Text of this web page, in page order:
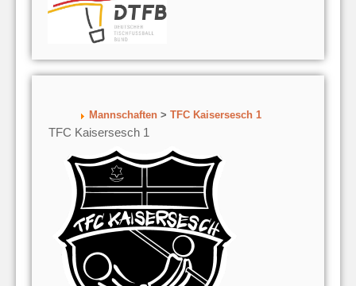
Mannschaften > TFC Kaisersesch 1
TFC Kaisersesch 1